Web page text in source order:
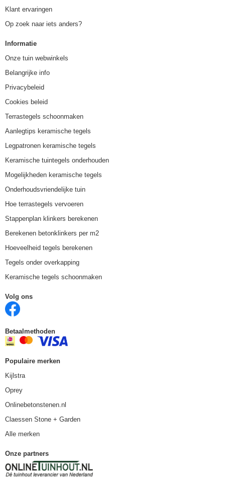
Klant ervaringen
Op zoek naar iets anders?
Informatie
Onze tuin webwinkels
Belangrijke info
Privacybeleid
Cookies beleid
Terrastegels schoonmaken
Aanlegtips keramische tegels
Legpatronen keramische tegels
Keramische tuintegels onderhouden
Mogelijkheden keramische tegels
Onderhoudsvriendelijke tuin
Hoe terrastegels vervoeren
Stappenplan klinkers berekenen
Berekenen betonklinkers per m2
Hoeveelheid tegels berekenen
Tegels onder overkapping
Keramische tegels schoonmaken
Volg ons
Betaalmethoden
Populaire merken
Kijlstra
Oprey
Onlinebetonstenen.nl
Claessen Stone + Garden
Alle merken
Onze partners